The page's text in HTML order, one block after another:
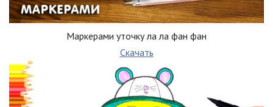
Маркерами уточку ла ла фан фан
Скачать